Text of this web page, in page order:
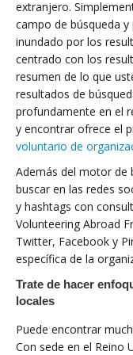
extranjero.
campo de búsqueda
inundado por los
centrado con los
resumen de lo que
resultados de
profundamente en el
y encontrar ofrece el
voluntario de
Además del motor de
buscar en las redes
y hashtags con
Volunteering Abroad
Twitter, Facebook y
específica de la
Trate de hacer
locales
Puede encontrar
Con sede en el Reino